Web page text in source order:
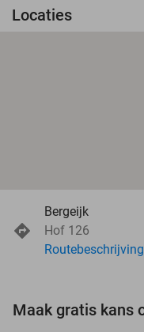
Locaties
Bergeijk
Hof 126
Routebeschrijving